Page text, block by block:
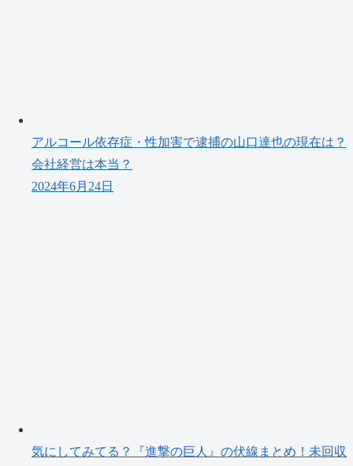
アルコール依存症・性加害で逮捕の山口達也の現在は？
会社経営は本当？
2024年6月24日
気にしてみてる？『進撃の巨人』の伏線まとめ！未回収